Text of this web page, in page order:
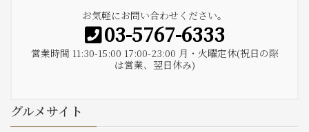
お気軽にお問い合わせください。
03-5767-6333
営業時間 11:30-15:00 17:00-23:00 月・火曜定休(祝日の際
は営業、翌日休み)
グルメサイト